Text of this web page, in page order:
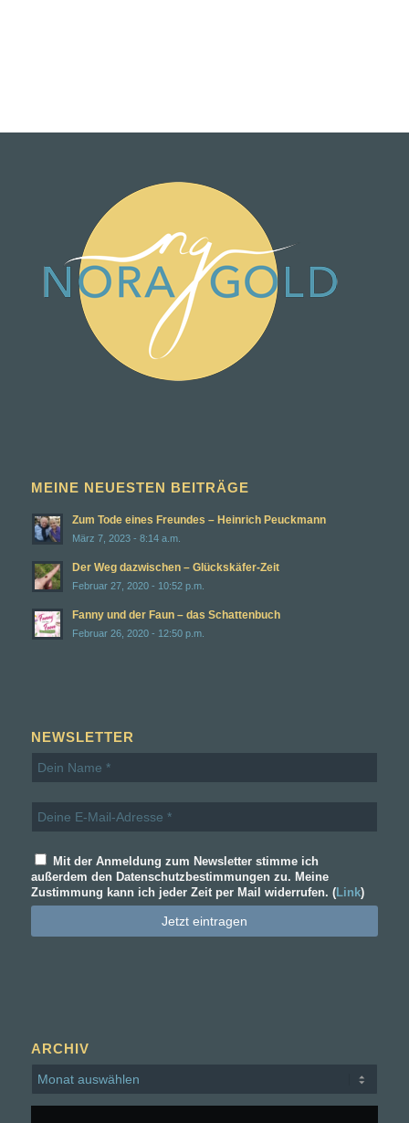
MEINE NEUESTEN BEITRÄGE
Zum Tode eines Freundes – Heinrich Peuckmann
März 7, 2023 - 8:14 a.m.
Der Weg dazwischen – Glückskäfer-Zeit
Februar 27, 2020 - 10:52 p.m.
Fanny und der Faun – das Schattenbuch
Februar 26, 2020 - 12:50 p.m.
NEWSLETTER
Mit der Anmeldung zum Newsletter stimme ich
außerdem den Datenschutzbestimmungen zu. Meine
Zustimmung kann ich jeder Zeit per Mail widerrufen. (Link)
ARCHIV